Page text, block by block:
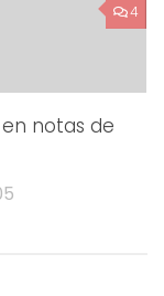
4
notas de